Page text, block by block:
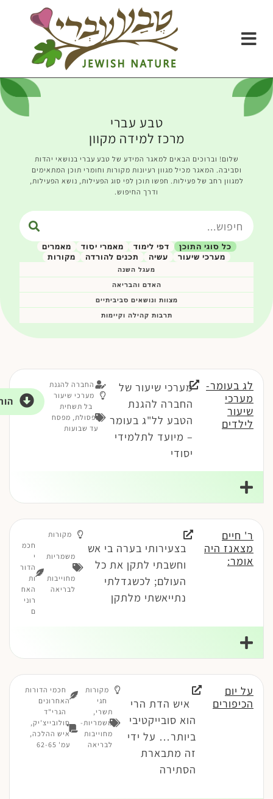
טבע עברי
מרכז למידה מקוון
שלום! וברוכים הבאים למאגר המידע של טבע עברי בנושאי יהדות
וסביבה. המאגר מכיל מגוון רעיונות מקורות וחומרי תוכן המתאימים
למגוון רחב של פעילות. חפשו תוכן לפי סוג הפעילות, נושא הפעילות,
ודרך החיפוש.
דפי לימוד מאמרי יסוד
מאמרים
מערכי שיעור
עשיה תכנים להורדה מקורות
כל סוגי התוכן
מעגל השנה
האדם והבריאה
מצוות ונושאים סביביתיים
תרבות קהילה וקיימות
לג בעומר-
מערכי
שיעור
לילדים
מערכי שיעור של
החברה להגנת
הטבע לל"ג בעומר
– מיועד לתלמידי
יסודי
החברה להגנת
מערכי שיעור
בל תשחית
ופסולת, מפסח
עד שבועות
ר' חיים
מצאנז היה
אומר:
בצעירותי בערה בי אש
וחשבתי לתקן את כל
העולם; לכשגדלתי
נתייאשתי מלתקן
מקורות
משמריות
-
מחוייבות
לבריאה
חכמ
י
הדור
ות
האח
רוני
ם
על יום
הכיפורים
איש הדת הרי
הוא סובייקטיבי
ביותר… על ידי
זה מתבארת
הסתירה
מקורות
חגי
תשרי,
משמריות-
מחוייבות
לבריאה
חכמי הדורות
האחרונים
הגרי"ד
סולובייצ'יק,
איש ההלכה,
עמ' 62-65